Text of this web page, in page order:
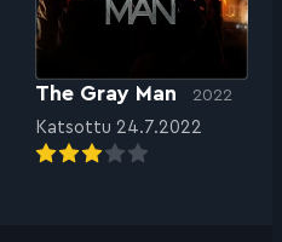
The Gray Man 2022
Katsottu 24.7.2022